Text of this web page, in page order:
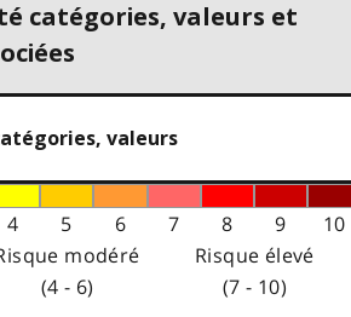
catégories, valeurs et
valeurs
4 5 6 7 8 9
10
modéré
(4 - 6)
Risque élevé
(7 - 10)